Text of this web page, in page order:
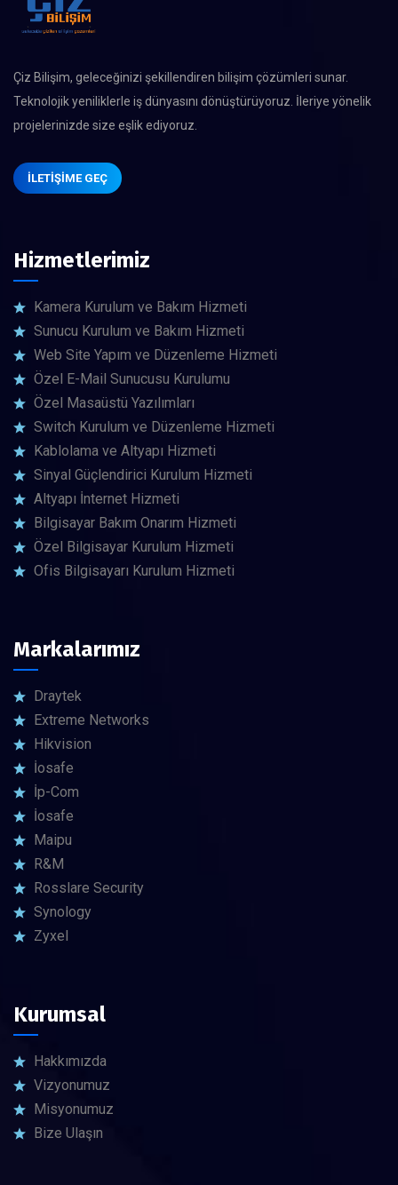
Çiz Bilişim, geleceğinizi şekillendiren bilişim çözümleri sunar.
Teknolojik yeniliklerle iş dünyasını dönüştürüyoruz. İleriye yönelik
projelerinizde size eşlik ediyoruz.
İLETIŞIME GEÇ
Hizmetlerimiz
Kamera Kurulum ve Bakım Hizmeti
Sunucu Kurulum ve Bakım Hizmeti
Web Site Yapım ve Düzenleme Hizmeti
Özel E-Mail Sunucusu Kurulumu
Özel Masaüstü Yazılımları
Switch Kurulum ve Düzenleme Hizmeti
Kablolama ve Altyapı Hizmeti
Sinyal Güçlendirici Kurulum Hizmeti
Altyapı İnternet Hizmeti
Bilgisayar Bakım Onarım Hizmeti
Özel Bilgisayar Kurulum Hizmeti
Ofis Bilgisayarı Kurulum Hizmeti
Markalarımız
Draytek
Extreme Networks
Hikvision
İosafe
İp-Com
İosafe
Maipu
R&M
Rosslare Security
Synology
Zyxel
Kurumsal
Hakkımızda
Vizyonumuz
Misyonumuz
Bize Ulaşın